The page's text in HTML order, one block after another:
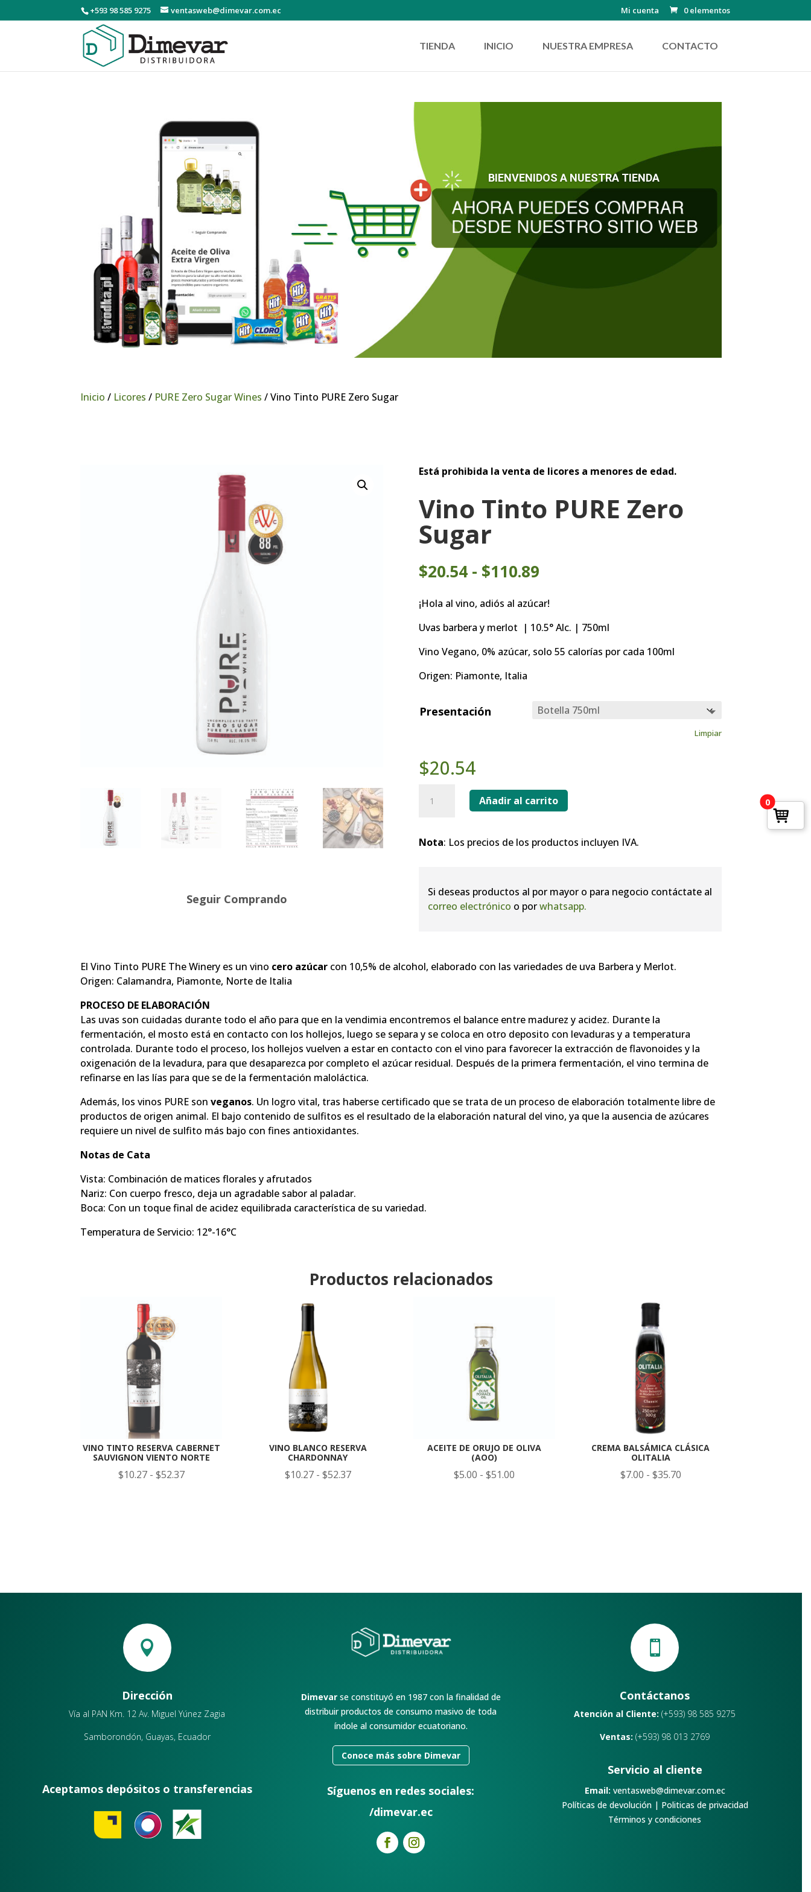
+593 98 585 9275 ventasweb@dimevar.com.ec Mi cuenta 0 elementos
TIENDA INICIO NUESTRA EMPRESA CONTACTO
BIENVENIDOS A NUESTRA TIENDA
Inicio / Licores / PURE Zero Sugar Wines / Vino Tinto PURE Zero Sugar
Seguir Comprando
Está prohibida la venta de licores a menores de edad.
Vino Tinto PURE Zero
Sugar
$20.54 - $110.89Rango
precios:
desde
$20.54
hasta
$110.89
¡Hola al vino, adiós al azúcar!
Uvas barbera y merlot | 10.5° Alc. | 750ml
Vino Vegano, 0% azúcar, solo 55 calorías por cada 100ml
Origen: Piamonte, Italia
Presentación
Limpiar
$20.54
Tinto
Sugar
Añadir al carrito
Nota: Los precios de los productos incluyen IVA.
Si deseas productos al por mayor o para negocio contáctate al
correo electrónico o porwhatsapp.
El Vino Tinto PURE The Winery es un vino cero azúcarcon 10,5% de alcohol, elaborado con las variedades de uva Barbera y Merlot.
Origen: Calamandra, Piamonte, Norte de Italia
PROCESO DE ELABORACIÓN
Las uvas son cuidadas durante todo el año para que en la vendimia encontremos el balance entre madurez y acidez. Durante la
fermentación, el mosto está en contacto con los hollejos, luego se separa y se coloca en otro deposito con levaduras y a temperatura
controlada. Durante todo el proceso, los hollejos vuelven a estar en contacto con el vino para favorecer la extracción de flavonoides y la
oxigenación de la levadura, para que desaparezca por completo el azúcar residual. Después de la primera fermentación, el vino termina de
refinarse en las lías para que se de la fermentación maloláctica.
Además, los vinos PURE son veganos. Un logro vital, tras haberse certificado que se trata de un proceso de elaboración totalmente libre de
productos de origen animal. El bajo contenido de sulfitos es el resultado de la elaboración natural del vino, ya que la ausencia de azúcares
requiere un nivel de sulfito más bajo con fines antioxidantes.
Notas de Cata
Vista: Combinación de matices florales y afrutados
Nariz: Con cuerpo fresco, deja un agradable sabor al paladar.
Boca: Con un toque final de acidez equilibrada característica de su variedad.
Temperatura de Servicio: 12°-16°C
Productos relacionados
VINO TINTO RESERVA CABERNET
SAUVIGNON VIENTO NORTE
$10.27 - $52.37Rango
VINO BLANCO RESERVA
CHARDONNAY
$10.27 - $52.37Rango
ACEITE DE ORUJO DE OLIVA
(AOO)
$5.00 - $51.00Rango
CREMA BALSÁMICA CLÁSICA
OLITALIA
$7.00 - $35.70Rango

Dirección
Vía al PAN Km. 12 Av. Miguel Yúnez Zagia
Samborondón, Guayas, Ecuador
Aceptamos depósitos o transferencias
Dimevarse constituyó en 1987 con la finalidad de
distribuir productos de consumo masivo de toda
índole al consumidor ecuatoriano.
Conoce más sobre Dimevar
Síguenos en redes sociales:
/dimevar.ec

Contáctanos
Atención al Cliente: (+593) 98 585 9275
Ventas:(+593) 98 013 2769
Servicio al cliente
Email: ventasweb@dimevar.com.ec
Políticas de devolución| Politicas de privacidad
Términos y condiciones
0